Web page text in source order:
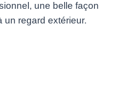
une belle façon
un regard extérieur.